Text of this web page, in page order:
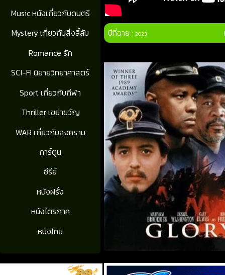
Music หนังเกี่ยวกับดนตรี
Mystery เกี่ยวกับสิ่งลี้ลับ
Romance รัก
SCI-FI นิยายวิทยาศาสตร์
Sport เกี่ยวกับกีฬา
Thriller เขย่าขวัญ
WAR เกี่ยวกับสงคราม
การ์ตูน
ซีรีย์
หนังฝรั่ง
หนังไตรภาค
หนังไทย
ปีที่ฉาย :2023